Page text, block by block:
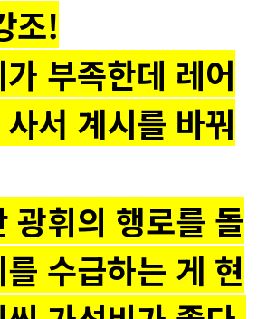
조!
부족한데 레어
서 계시를 바꿔
광휘의 행로를 돌
수급하는 게 현